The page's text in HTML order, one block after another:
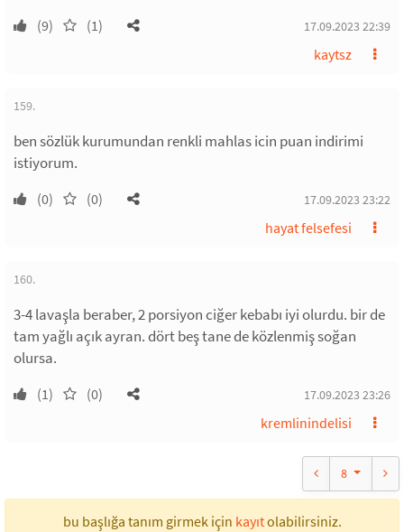
(9) (1) 17.09.2023 22:39
kaytsz
159.
ben sözlük kurumundan renkli mahlas icin puan indirimi
istiyorum.
(0) (0) 17.09.2023 23:22
hayat felsefesi
160.
3-4 lavaşla beraber, 2 porsiyon ciğer kebabı iyi olurdu. bir de
tam yağlı açık ayran. dört beş tane de közlenmiş soğan
olursa.
(1) (0) 17.09.2023 23:26
kremlinindelisi
8
bu başlığa tanım girmek için kayıtolabilirsiniz.